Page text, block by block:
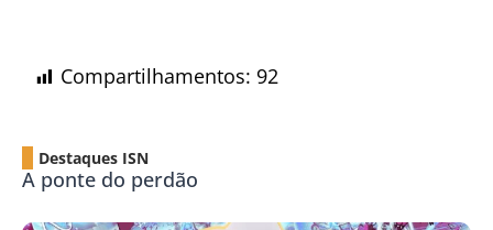
Compartilhamentos: 92
Destaques ISN
A ponte do perdão